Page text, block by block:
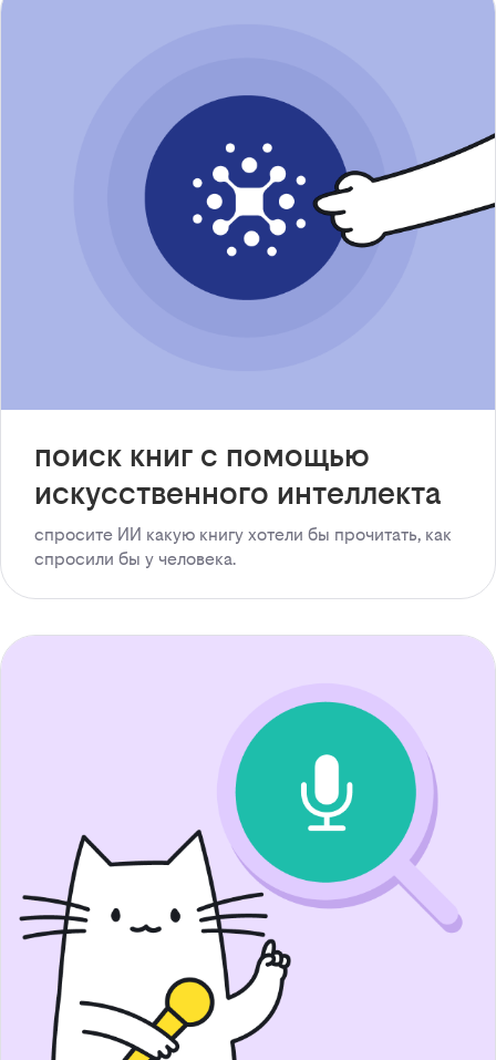
поиск книг с помощью
искусственного интеллекта
спросите ИИ какую книгу хотели бы прочитать, как
спросили бы у человека.